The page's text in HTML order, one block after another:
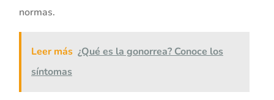
normas.
Leer más ¿Qué es la gonorrea? Conoce los
síntomas